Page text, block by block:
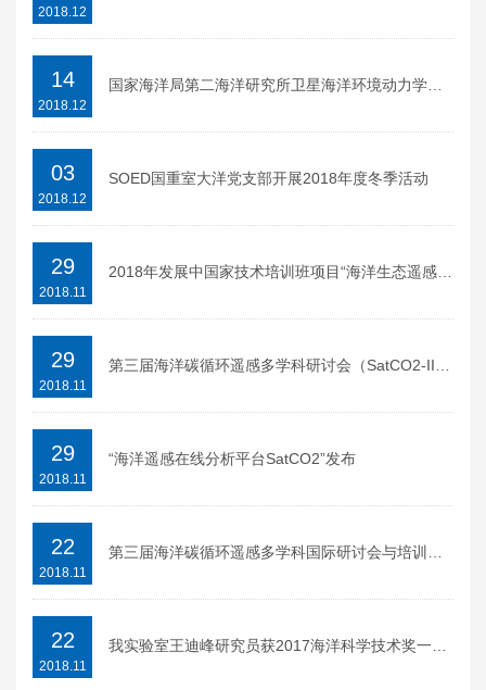
2018.12
14
2018.12
03
2018.12
SOED国重室大洋党支部开展2018年度冬季活动
29
2018.11
29
2018.11
29
2018.11
“海洋遥感在线分析平台SatCO2”发布
22
2018.11
22
2018.11